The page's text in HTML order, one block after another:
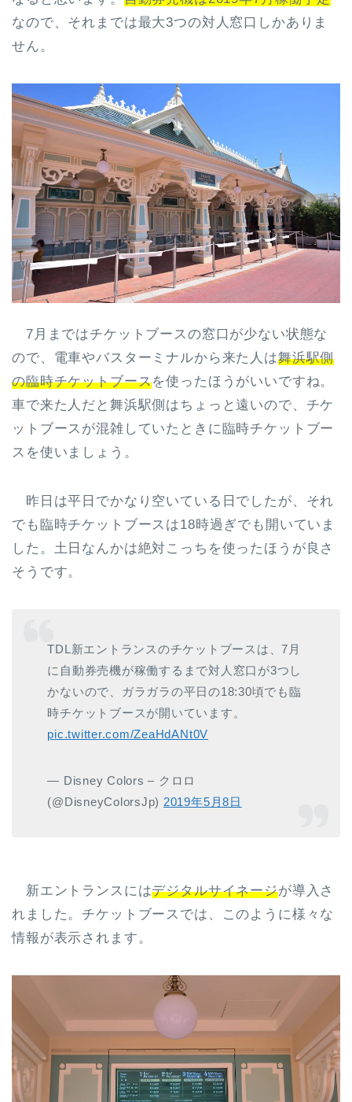
なので、それまでは最大3つの対人窓口しかありま
せん。
7月まではチケットブースの窓口が少ない状態な
ので、電車やバスターミナルから来た人は舞浜駅側
の臨時チケットブースを使ったほうがいいですね。
車で来た人だと舞浜駅側はちょっと遠いので、チケ
ットブースが混雑していたときに臨時チケットブー
スを使いましょう。
昨日は平日でかなり空いている日でしたが、それ
でも臨時チケットブースは18時過ぎでも開いていま
した。土日なんかは絶対こっちを使ったほうが良さ
そうです。
TDL新エントランスのチケットブースは、7月
に自動券売機が稼働するまで対人窓口が3つし
かないので、ガラガラの平日の18:30頃でも臨
時チケットブースが開いています。
pic.twitter.com/ZeaHdANt0V
— Disney Colors – クロロ
(@DisneyColorsJp) 2019年5月8日
新エントランスにはデジタルサイネージが導入さ
れました。チケットブースでは、このように様々な
情報が表示されます。